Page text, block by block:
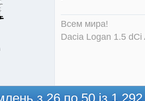
Всем мира!
Dacia Logan 1.5
з 26 по 50 із 1,292